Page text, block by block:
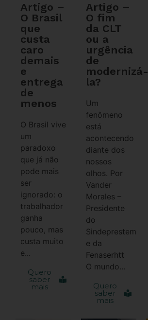
Artigo –
O Brasil
que
custa
caro
demais
e
entrega
de
menos
O Brasil vive
um
paradoxo
que já não
pode mais
ser
ignorado: o
trabalhador
ganha
pouco, mas
custa muito
e...
Quero
saber
mais
Artigo –
O fim
da CLT
ou a
urgência
de
modernizá-
la?
Um
fenômeno
está
acontecendo
diante dos
nossos
olhos. Por
Vander
Morales –
Presidente
do
Sindeprestem
e da
Fenaserhtt
O mundo...
Quero
saber
mais